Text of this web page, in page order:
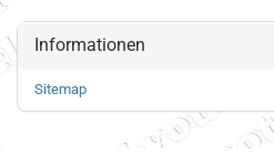
Informationen
Sitemap